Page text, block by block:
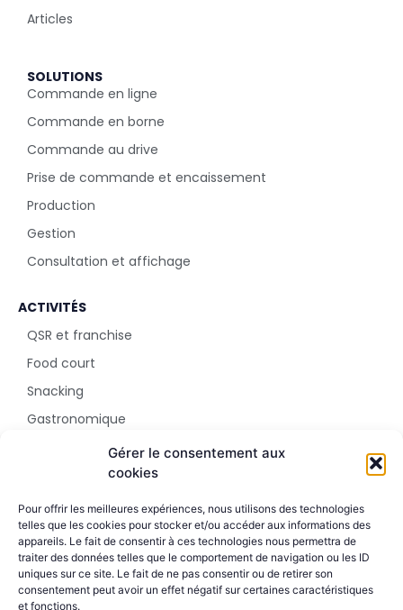
Gérer le consentement aux
cookies
Pour offrir les meilleures expériences, nous utilisons des technologies
telles que les cookies pour stocker et/ou accéder aux informations des
appareils. Le fait de consentir à ces technologies nous permettra de
traiter des données telles que le comportement de navigation ou les ID
uniques sur ce site. Le fait de ne pas consentir ou de retirer son
consentement peut avoir un effet négatif sur certaines caractéristiques
et fonctions.
Articles
SOLUTIONS
Commande en ligne
Commande en borne
Commande au drive
Prise de commande et encaissement
Production
Gestion
Consultation et affichage
ACTIVITÉS
QSR et franchise
Food court
Snacking
Gastronomique
Parc d'attraction
5 rue Sala
69002 Lyon
+33 4 51 42 09 24